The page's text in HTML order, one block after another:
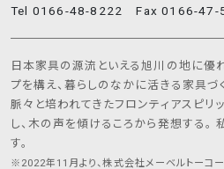
Tel 0166-48-8222 Fax 0166-47-
日本家具の源流といえる旭川の地に優
プを構え、暮らしのなかに活きる家具づ
脈々と培われてきたフロンティアスピリ
し、木の声を傾けるころから発想する。
す。
※2022年11月より、株式会社メーベルトーコ